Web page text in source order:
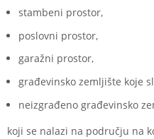
stambeni prostor,
poslovni prostor,
garažni prostor,
građevinsko zemljište koje
neizgrađeno građevinsko
koji se nalazi na području na